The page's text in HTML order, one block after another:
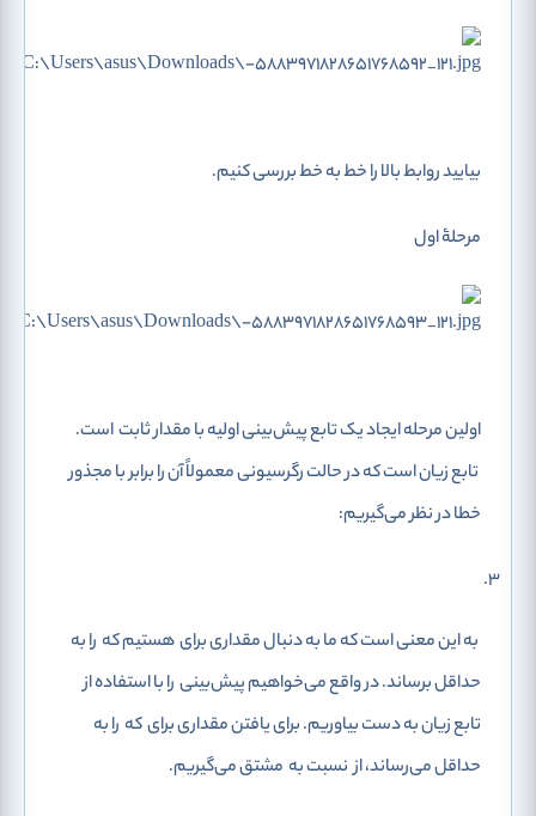
بیایید روابط بالا را خط به خط بررسی کنیم.
مرحلۀ اول
اولین مرحله ایجاد یک تابع پیش‌بینی اولیه با مقدار ثابتاست.
تابع زیان است که در حالت رگرسیونی معمولاً آن را برابر با مجذور
خطا در نظر می‌گیریم:
به این معنی است که ما به دنبال مقداری برایهستیم که را به
حداقل برساند. در واقع می‌خواهیم پیش‌بینی را با استفاده از
تابع زیان به دست بیاوریم. برای یافتن مقداری برایکه را به
حداقل می‌رساند، ازنسبت به مشتق می‌گیریم.